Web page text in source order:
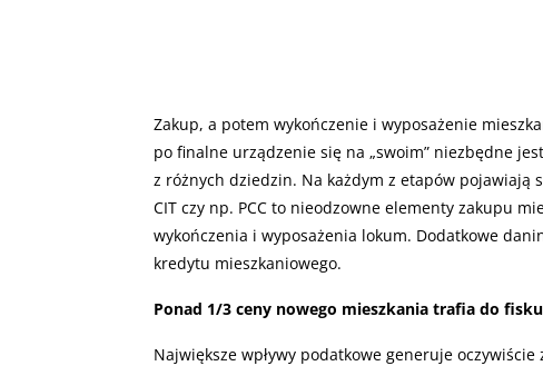
Zakup, a potem wykończenie i wyposażenie
po finalne urządzenie się na „swoim” niezbędne
z różnych dziedzin. Na każdym z etapów pojawiają
CIT czy np. PCC to nieodzowne elementy zakupu
wykończenia i wyposażenia lokum. Dodatkowe
kredytu mieszkaniowego.
Ponad 1/3 ceny nowego mieszkania trafia do
Największe wpływy podatkowe generuje